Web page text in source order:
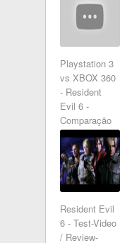
Playstation 3
vs XBOX 360
- Resident
Evil 6 -
Comparação
gráfica! [ HD ]
Resident Evil
6 - Test-Video
/ Review-